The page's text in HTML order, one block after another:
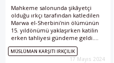
Mahkeme salonunda şikâyetçi
olduğu ırkçı tarafından katledilen
Marwa el-Sherbini'nin ölümünün
15. yıldönümü yaklaşırken katilin
erken tahliyesi gündeme geldi.
Peki, meselede son durum ne?
MÜSLÜMAN KARŞITI IRKÇILIK
17 Mayıs 2024